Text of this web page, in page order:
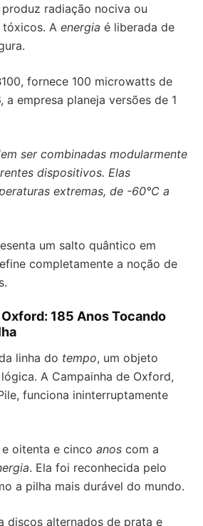
radiação nociva ou
A energia é liberada de
fornece 100 microwatts de
a empresa planeja versões de 1
ser combinadas modularmente
dispositivos. Elas
extremas, de -60°C a
um salto quântico em
completamente a noção de
185 Anos Tocando
linha do tempo, um objeto
A Campainha de Oxford,
funciona ininterruptamente
oitenta e cinco anos com a
. Ela foi reconhecida pelo
a pilha mais durável do mundo.
discos alternados de prata e